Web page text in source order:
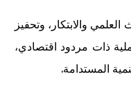
والابتكار، وتحفيز
ذات مردود اقتصادي،
المستدامة.